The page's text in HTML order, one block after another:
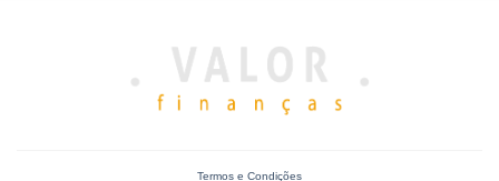
Termos e Condições